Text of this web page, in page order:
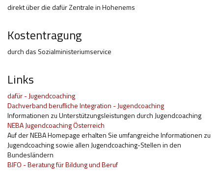
direkt über die dafür Zentrale in Hohenems
Kostentragung
durch das Sozialministeriumservice
Links
dafür - Jugendcoaching
Dachverband berufliche Integration - Jugendcoaching
Informationen zu Unterstützungsleistungen durch Jugendcoaching
NEBA Jugendcoaching Österreich
Auf der NEBA Homepage erhalten Sie umfangreiche Informationen zu
Jugendcoaching sowie allen Jugendcoaching-Stellen in den
Bundesländern
BIFO - Beratung für Bildung und Beruf